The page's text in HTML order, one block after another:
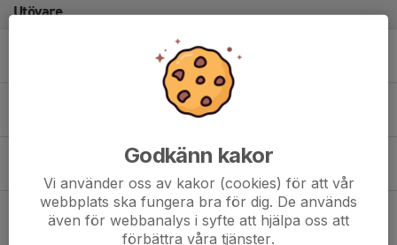
Utövare
Ludvig DikvallGodkänn kakor
Vi använder oss av kakor (cookies) för att vår
webbplats ska fungera bra för dig. De används
även för webbanalys i syfte att hjälpa oss att
förbättra våra tjänster.